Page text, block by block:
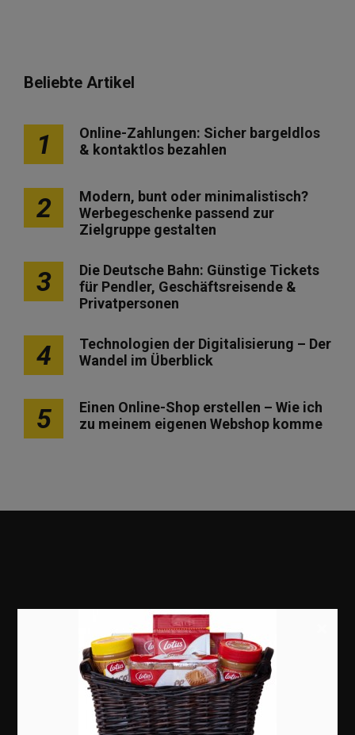
Beliebte Artikel
1
Online-Zahlungen: Sicher bargeldlos
& kontaktlos bezahlen
2
Modern, bunt oder minimalistisch?
Werbegeschenke passend zur
Zielgruppe gestalten
3
Die Deutsche Bahn: Günstige Tickets
für Pendler, Geschäftsreisende &
Privatpersonen
4
Technologien der Digitalisierung – Der
Wandel im Überblick
5
Einen Online-Shop erstellen – Wie ich
zu meinem eigenen Webshop komme
Erfolgsgeschichten